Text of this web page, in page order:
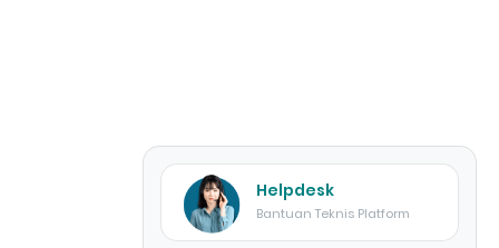
Helpdesk
Bantuan Teknis Platform